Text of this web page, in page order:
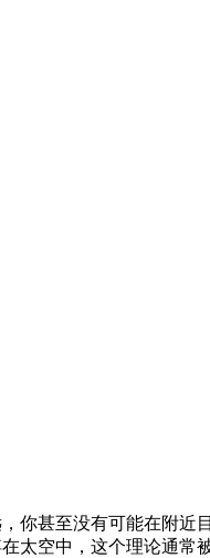
你甚至没有可能在附
空中，这个理论通常被